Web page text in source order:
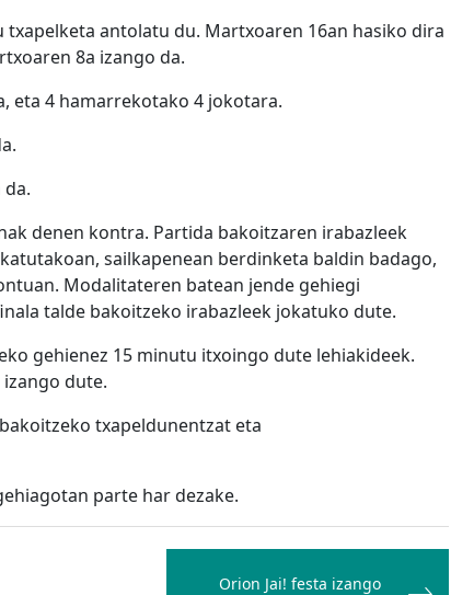
antolatu du. Martxoaren 16an hasiko dira
8a izango da.
eta 4 hamarrekotako 4 jokotara.
denen kontra. Partida bakoitzaren irabazleek
sailkapenean berdinketa baldin badago,
Modalitateren batean jende gehiegi
talde bakoitzeko irabazleek jokatuko dute.
gehienez 15 minutu itxoingo dute lehiakideek.
dute.
txapeldunentzat eta
parte har dezake.
Orion Jai! festa izango